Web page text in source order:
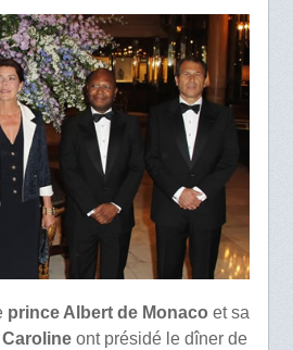
prince Albert de Monaco et sa
ont présidé le dîner de